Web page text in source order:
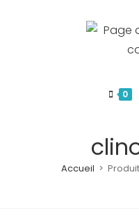
0
Accueil >